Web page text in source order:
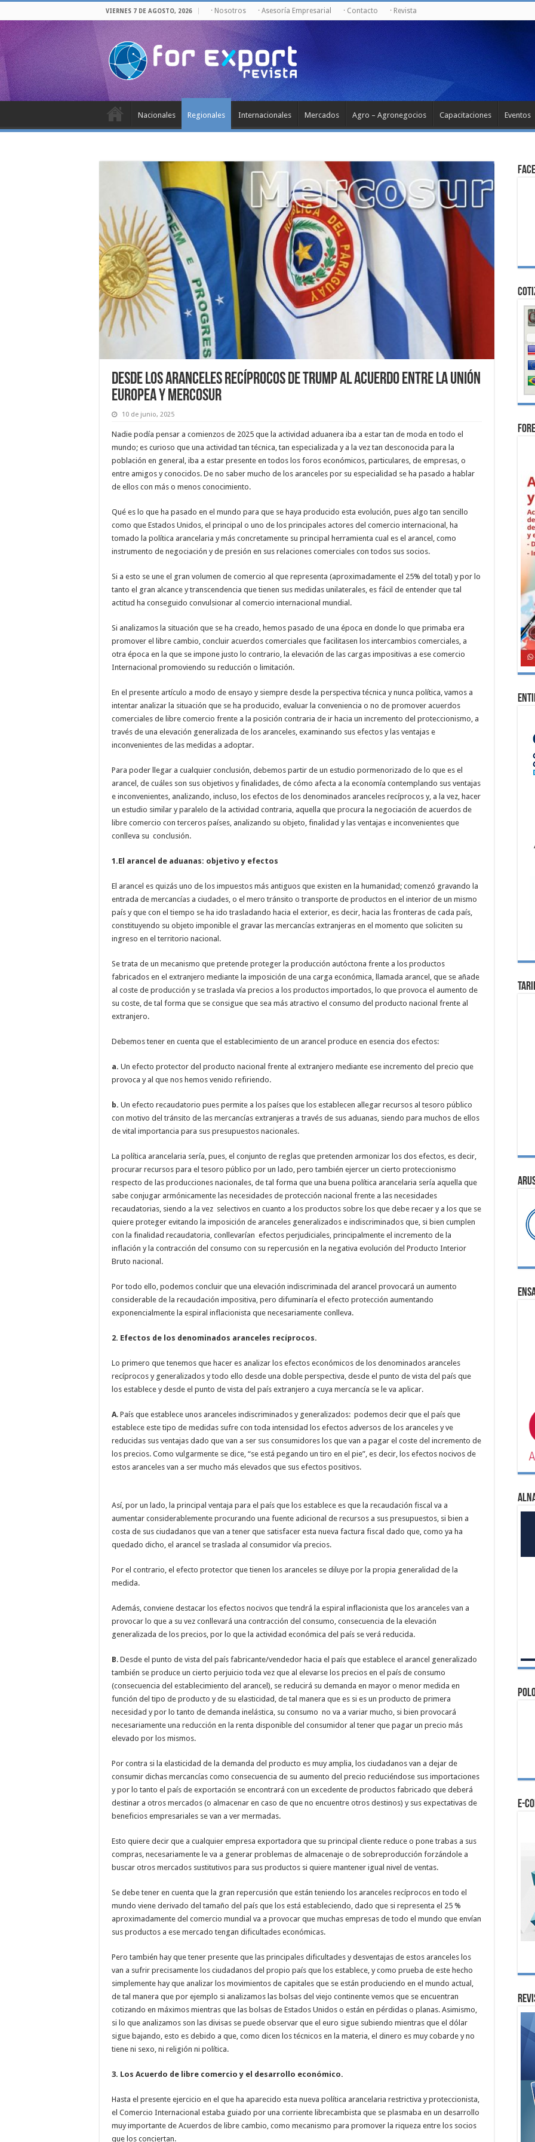
VIERNES 7 DE AGOSTO, 2026 · Nosotros · Asesoría Empresarial · Contacto · Revista
Nacionales Regionales Internacionales Mercados Agro – Agronegocios Capacitaciones Eventos
Desde los aranceles recíprocos de Trump al acuerdo entre la Unión
Europea y MERCOSUR
10 de junio, 2025
Nadie podía pensar a comienzos de 2025 que la actividad aduanera iba a estar tan de moda en todo el
mundo; es curioso que una actividad tan técnica, tan especializada y a la vez tan desconocida para la
población en general, iba a estar presente en todos los foros económicos, particulares, de empresas, o
entre amigos y conocidos. De no saber mucho de los aranceles por su especialidad se ha pasado a hablar
de ellos con más o menos conocimiento.
Qué es lo que ha pasado en el mundo para que se haya producido esta evolución, pues algo tan sencillo
como que Estados Unidos, el principal o uno de los principales actores del comercio internacional, ha
tomado la política arancelaria y más concretamente su principal herramienta cual es el arancel, como
instrumento de negociación y de presión en sus relaciones comerciales con todos sus socios.
Si a esto se une el gran volumen de comercio al que representa (aproximadamente el 25% del total) y por lo
tanto el gran alcance y transcendencia que tienen sus medidas unilaterales, es fácil de entender que tal
actitud ha conseguido convulsionar al comercio internacional mundial.
Si analizamos la situación que se ha creado, hemos pasado de una época en donde lo que primaba era
promover el libre cambio, concluir acuerdos comerciales que facilitasen los intercambios comerciales, a
otra época en la que se impone justo lo contrario, la elevación de las cargas impositivas a ese comercio
Internacional promoviendo su reducción o limitación.
En el presente artículo a modo de ensayo y siempre desde la perspectiva técnica y nunca política, vamos a
intentar analizar la situación que se ha producido, evaluar la conveniencia o no de promover acuerdos
comerciales de libre comercio frente a la posición contraria de ir hacia un incremento del proteccionismo, a
través de una elevación generalizada de los aranceles, examinando sus efectos y las ventajas e
inconvenientes de las medidas a adoptar.
Para poder llegar a cualquier conclusión, debemos partir de un estudio pormenorizado de lo que es el
arancel, de cuáles son sus objetivos y finalidades, de cómo afecta a la economía contemplando sus ventajas
e inconvenientes, analizando, incluso, los efectos de los denominados aranceles recíprocos y, a la vez, hacer
un estudio similar y paralelo de la actividad contraria, aquella que procura la negociación de acuerdos de
libre comercio con terceros países, analizando su objeto, finalidad y las ventajas e inconvenientes que
conlleva su conclusión.
1.El arancel de aduanas: objetivo y efectos
El arancel es quizás uno de los impuestos más antiguos que existen en la humanidad; comenzó gravando la
entrada de mercancías a ciudades, o el mero tránsito o transporte de productos en el interior de un mismo
país y que con el tiempo se ha ido trasladando hacia el exterior, es decir, hacia las fronteras de cada país,
constituyendo su objeto imponible el gravar las mercancías extranjeras en el momento que soliciten su
ingreso en el territorio nacional.
Se trata de un mecanismo que pretende proteger la producción autóctona frente a los productos
fabricados en el extranjero mediante la imposición de una carga económica, llamada arancel, que se añade
al coste de producción y se traslada vía precios a los productos importados, lo que provoca el aumento de
su coste, de tal forma que se consigue que sea más atractivo el consumo del producto nacional frente al
extranjero.
Debemos tener en cuenta que el establecimiento de un arancel produce en esencia dos efectos:
a. Un efecto protector del producto nacional frente al extranjero mediante ese incremento del precio que
provoca y al que nos hemos venido refiriendo.
b. Un efecto recaudatorio pues permite a los países que los establecen allegar recursos al tesoro público
con motivo del tránsito de las mercancías extranjeras a través de sus aduanas, siendo para muchos de ellos
de vital importancia para sus presupuestos nacionales.
La política arancelaria sería, pues, el conjunto de reglas que pretenden armonizar los dos efectos, es decir,
procurar recursos para el tesoro público por un lado, pero también ejercer un cierto proteccionismo
respecto de las producciones nacionales, de tal forma que una buena política arancelaria sería aquella que
sabe conjugar armónicamente las necesidades de protección nacional frente a las necesidades
recaudatorias, siendo a la vez selectivos en cuanto a los productos sobre los que debe recaer y a los que se
quiere proteger evitando la imposición de aranceles generalizados e indiscriminados que, si bien cumplen
con la finalidad recaudatoria, conllevarían efectos perjudiciales, principalmente el incremento de la
inflación y la contracción del consumo con su repercusión en la negativa evolución del Producto Interior
Bruto nacional.
Por todo ello, podemos concluir que una elevación indiscriminada del arancel provocará un aumento
considerable de la recaudación impositiva, pero difuminaría el efecto protección aumentando
exponencialmente la espiral inflacionista que necesariamente conlleva.
2. Efectos de los denominados aranceles recíprocos.
Lo primero que tenemos que hacer es analizar los efectos económicos de los denominados aranceles
recíprocos y generalizados y todo ello desde una doble perspectiva, desde el punto de vista del país que
los establece y desde el punto de vista del país extranjero a cuya mercancía se le va aplicar.
A. País que establece unos aranceles indiscriminados y generalizados: podemos decir que el país que
establece este tipo de medidas sufre con toda intensidad los efectos adversos de los aranceles y ve
reducidas sus ventajas dado que van a ser sus consumidores los que van a pagar el coste del incremento de
los precios. Como vulgarmente se dice, “se está pegando un tiro en el pie”, es decir, los efectos nocivos de
estos aranceles van a ser mucho más elevados que sus efectos positivos.
Así, por un lado, la principal ventaja para el país que los establece es que la recaudación fiscal va a
aumentar considerablemente procurando una fuente adicional de recursos a sus presupuestos, si bien a
costa de sus ciudadanos que van a tener que satisfacer esta nueva factura fiscal dado que, como ya ha
quedado dicho, el arancel se traslada al consumidor vía precios.
Por el contrario, el efecto protector que tienen los aranceles se diluye por la propia generalidad de la
medida.
Además, conviene destacar los efectos nocivos que tendrá la espiral inflacionista que los aranceles van a
provocar lo que a su vez conllevará una contracción del consumo, consecuencia de la elevación
generalizada de los precios, por lo que la actividad económica del país se verá reducida.
B. Desde el punto de vista del país fabricante/vendedor hacia el país que establece el arancel generalizado
también se produce un cierto perjuicio toda vez que al elevarse los precios en el país de consumo
(consecuencia del establecimiento del arancel), se reducirá su demanda en mayor o menor medida en
función del tipo de producto y de su elasticidad, de tal manera que es si es un producto de primera
necesidad y por lo tanto de demanda inelástica, su consumo no va a variar mucho, si bien provocará
necesariamente una reducción en la renta disponible del consumidor al tener que pagar un precio más
elevado por los mismos.
Por contra si la elasticidad de la demanda del producto es muy amplia, los ciudadanos van a dejar de
consumir dichas mercancías como consecuencia de su aumento del precio reduciéndose sus importaciones
y por lo tanto el país de exportación se encontrará con un excedente de productos fabricado que deberá
destinar a otros mercados (o almacenar en caso de que no encuentre otros destinos) y sus expectativas de
beneficios empresariales se van a ver mermadas.
Esto quiere decir que a cualquier empresa exportadora que su principal cliente reduce o pone trabas a sus
compras, necesariamente le va a generar problemas de almacenaje o de sobreproducción forzándole a
buscar otros mercados sustitutivos para sus productos si quiere mantener igual nivel de ventas.
Se debe tener en cuenta que la gran repercusión que están teniendo los aranceles recíprocos en todo el
mundo viene derivado del tamaño del país que los está estableciendo, dado que si representa el 25 %
aproximadamente del comercio mundial va a provocar que muchas empresas de todo el mundo que envían
sus productos a ese mercado tengan dificultades económicas.
Pero también hay que tener presente que las principales dificultades y desventajas de estos aranceles los
van a sufrir precisamente los ciudadanos del propio país que los establece, y como prueba de este hecho
simplemente hay que analizar los movimientos de capitales que se están produciendo en el mundo actual,
de tal manera que por ejemplo si analizamos las bolsas del viejo continente vemos que se encuentran
cotizando en máximos mientras que las bolsas de Estados Unidos o están en pérdidas o planas. Asimismo,
si lo que analizamos son las divisas se puede observar que el euro sigue subiendo mientras que el dólar
sigue bajando, esto es debido a que, como dicen los técnicos en la materia, el dinero es muy cobarde y no
tiene ni sexo, ni religión ni política.
3. Los Acuerdo de libre comercio y el desarrollo económico.
Hasta el presente ejercicio en el que ha aparecido esta nueva política arancelaria restrictiva y proteccionista,
el Comercio Internacional estaba guiado por una corriente librecambista que se plasmaba en un desarrollo
muy importante de Acuerdos de libre cambio, como mecanismo para promover la riqueza entre los socios
que los conciertan.
e-